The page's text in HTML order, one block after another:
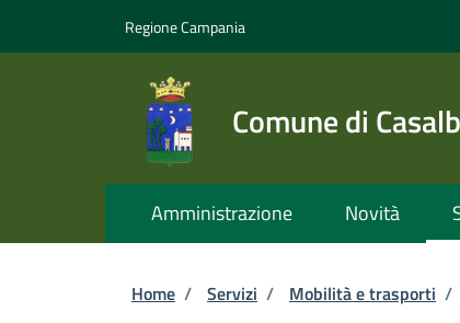
Regione Campania
Comune di
Amministrazione Novità
Briciole di pane
Home / Servizi / Mobilità e trasporti /